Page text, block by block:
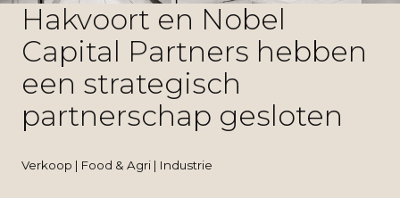
Hakvoort en Nobel
Capital Partners hebben
een strategisch
partnerschap gesloten
Verkoop | Food & Agri | Industrie